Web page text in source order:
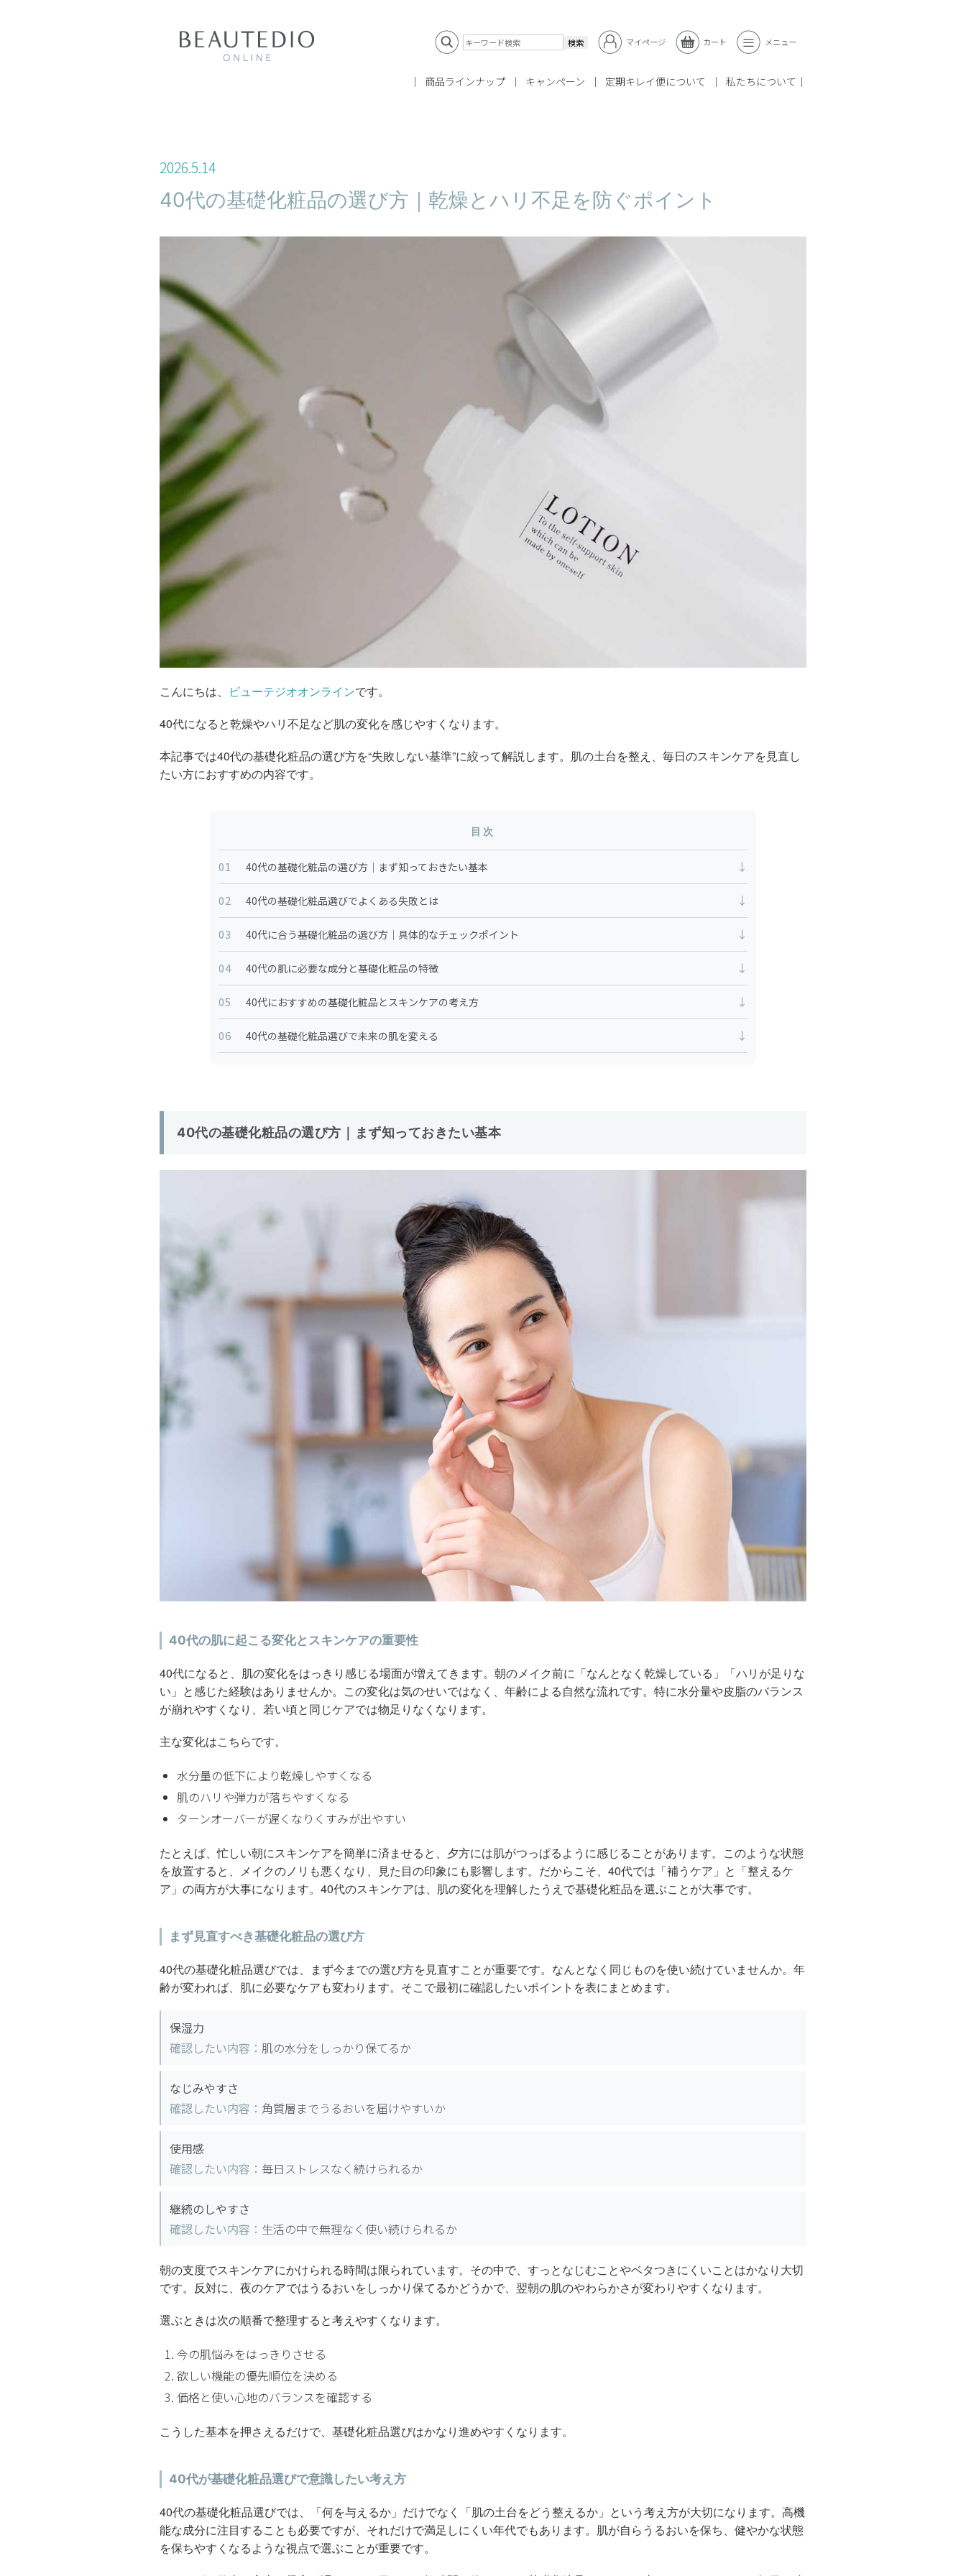
マイページ カート メニュー
商品ラインナップ キャンペーン 定期キレイ便について 私たちについて
2026.5.14
40代の基礎化粧品の選び方｜乾燥とハリ不足を防ぐポイント
こんにちは、 ビューテジオオンラインです。
40代になると乾燥やハリ不足など肌の変化を感じやすくなります。
本記事では40代の基礎化粧品の選び方を“失敗しない基準”に絞って解説します。肌の土台を整え、毎日のスキンケアを見直し
たい方におすすめの内容です。
目次
01 40代の基礎化粧品の選び方｜まず知っておきたい基本 ↓
02 40代の基礎化粧品選びでよくある失敗とは ↓
03 40代に合う基礎化粧品の選び方｜具体的なチェックポイント ↓
04 40代の肌に必要な成分と基礎化粧品の特徴 ↓
05 40代におすすめの基礎化粧品とスキンケアの考え方 ↓
06 40代の基礎化粧品選びで未来の肌を変える ↓
40代の基礎化粧品の選び方｜まず知っておきたい基本
40代の肌に起こる変化とスキンケアの重要性
40代になると、肌の変化をはっきり感じる場面が増えてきます。朝のメイク前に「なんとなく乾燥している」「ハリが足りな
い」と感じた経験はありませんか。この変化は気のせいではなく、年齢による自然な流れです。特に水分量や皮脂のバランス
が崩れやすくなり、若い頃と同じケアでは物足りなくなります。
主な変化はこちらです。
水分量の低下により乾燥しやすくなる
肌のハリや弾力が落ちやすくなる
ターンオーバーが遅くなりくすみが出やすい
たとえば、忙しい朝にスキンケアを簡単に済ませると、夕方には肌がつっぱるように感じることがあります。このような状態
を放置すると、メイクのノリも悪くなり、見た目の印象にも影響します。だからこそ、40代では「補うケア」と「整えるケ
ア」の両方が大事になります。 40代のスキンケアは、肌の変化を理解したうえで基礎化粧品を選ぶことが大事です。
まず見直すべき基礎化粧品の選び方
40代の基礎化粧品選びでは、まず今までの選び方を見直すことが重要です。なんとなく同じものを使い続けていませんか。年
齢が変われば、肌に必要なケアも変わります。そこで最初に確認したいポイントを表にまとめます。
保湿力
確認したい内容： 肌の水分をしっかり保てるか
なじみやすさ
確認したい内容： 角質層までうるおいを届けやすいか
使用感
確認したい内容： 毎日ストレスなく続けられるか
継続のしやすさ
確認したい内容： 生活の中で無理なく使い続けられるか
朝の支度でスキンケアにかけられる時間は限られています。その中で、すっとなじむことやベタつきにくいことはかなり大切
です。反対に、夜のケアではうるおいをしっかり保てるかどうかで、翌朝の肌のやわらかさが変わりやすくなります。
選ぶときは次の順番で整理すると考えやすくなります。
今の肌悩みをはっきりさせる
欲しい機能の優先順位を決める
価格と使い心地のバランスを確認する
こうした基本を押さえるだけで、基礎化粧品選びはかなり進めやすくなります。
40代が基礎化粧品選びで意識したい考え方
40代の基礎化粧品選びでは、「何を与えるか」だけでなく「肌の土台をどう整えるか」という考え方が大切になります。高機
能な成分に注目することも必要ですが、それだけで満足しにくい年代でもあります。肌が自らうるおいを保ち、健やかな状態
を保ちやすくなるような視点で選ぶことが重要です。